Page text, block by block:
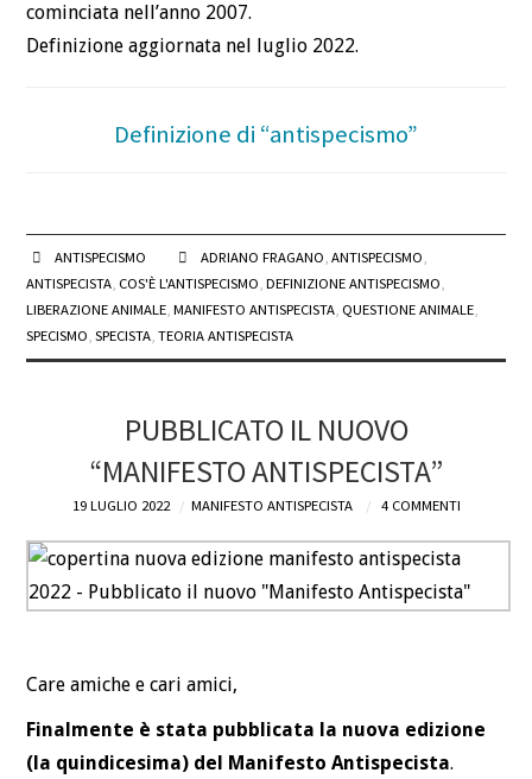
cominciata nell’anno 2007.
Definizione aggiornata nel luglio 2022.
Definizione di “antispecismo”
ANTISPECISMO ADRIANO FRAGANO, ANTISPECISMO,
ANTISPECISTA, COS'È L'ANTISPECISMO,DEFINIZIONE ANTISPECISMO,
LIBERAZIONE ANIMALE,MANIFESTO ANTISPECISTA, QUESTIONE ANIMALE,
SPECISMO,SPECISTA,TEORIA ANTISPECISTA
PUBBLICATO IL NUOVO
“MANIFESTO ANTISPECISTA”
19 LUGLIO 2022 MANIFESTO ANTISPECISTA 4 COMMENTI
Care amiche e cari amici,
Finalmente è stata pubblicata la nuova edizione
(la quindicesima) del Manifesto Antispecista.